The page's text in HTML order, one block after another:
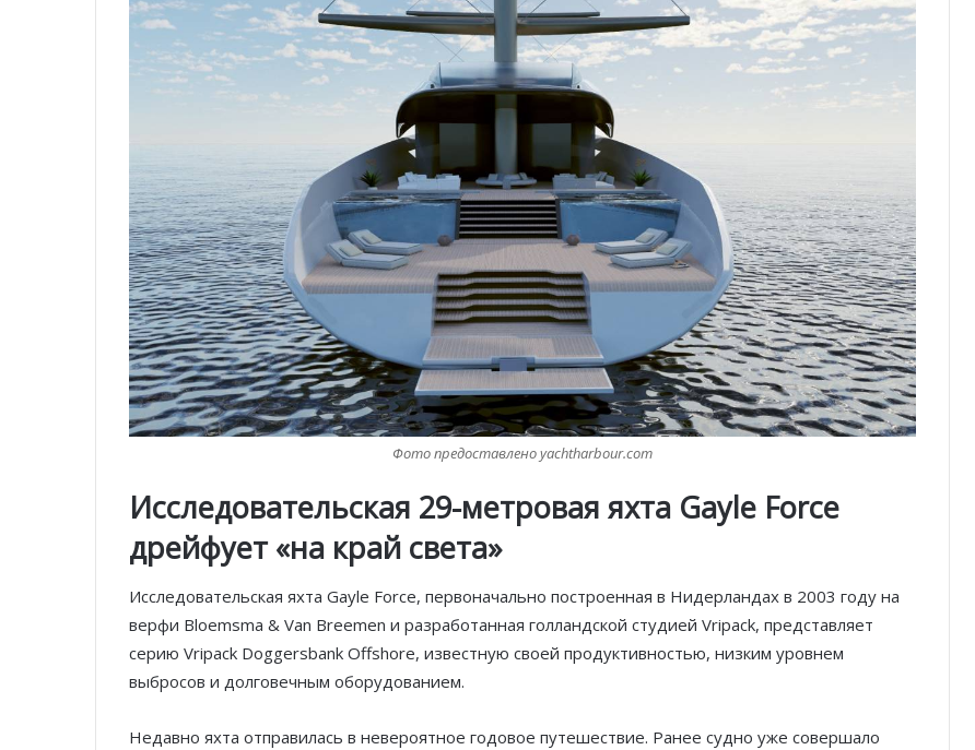
Фото предоставлено yachtharbour.com
Исследовательская 29-метровая яхта Gayle Force
дрейфует «на край света»
Исследовательская яхта Gayle Force, первоначально построенная в Нидерландах в 2003 году на
верфи Bloemsma & Van Breemen и разработанная голландской студией Vripack, представляет
серию Vripack Doggersbank Offshore, известную своей продуктивностью, низким уровнем
выбросов и долговечным оборудованием.
Недавно яхта отправилась в невероятное годовое путешествие. Ранее судно уже совершало